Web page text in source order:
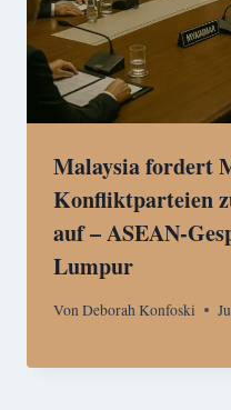
Malaysia fordert
Konfliktparteien
auf – ASEAN-
Lumpur
Von Deborah Konfoski